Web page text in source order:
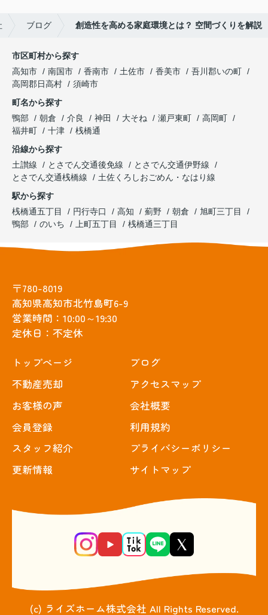
ブログ 創造性を高める家庭環境とは？ 空間づくりを解説
市区町村から探す
高知市
南国市 香南市 土佐市 香美市
吾川郡いの町
高岡郡日高村
須崎市
町名から探す
鴨部
朝倉 介良 神田 大そね 瀬戸東町
高岡町
福井町
十津
桟橋通
沿線から探す
土讃線
とさでん交通後免線
とさでん交通伊野線
とさでん交通桟橋線
土佐くろしおごめん・なはり線
駅から探す
桟橋通五丁目
円行寺口 高知 薊野 朝倉
旭町三丁目
鴨部
のいち 上町五丁目 桟橋通三丁目
〒780-8019
高知県高知市北竹島町6-9
営業時間：10:00～19:30
定休日：不定休
トップぺージ
不動産売却
お客様の声
会員登録
スタッフ紹介
更新情報
ブログ
アクセスマップ
会社概要
利用規約
プライバシーポリシー
サイトマップ
(c) ライズホーム株式会社 All Rights Reserved.